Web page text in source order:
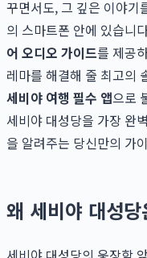
꾸면서도, 그 깊은 이야기
의 스마트폰 안에 있습니
어 오디오 가이드를 제공
레마를 해결해 줄 최고의
세비야 여행 필수 앱으로
세비야 대성당을 가장 완
을 알려주는 당신만의 가
왜 세비야 대성